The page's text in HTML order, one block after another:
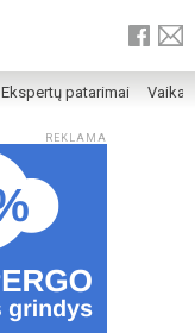
Ekspertų patarimai
REKLAMA